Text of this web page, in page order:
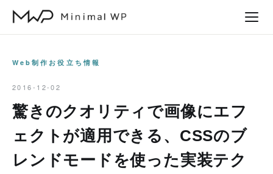
Web制作お役立ち情報
2016-12-02
驚きのクオリティで画像にエフ
ェクトが適用できる、CSSのブ
レンドモードを使った実装テク